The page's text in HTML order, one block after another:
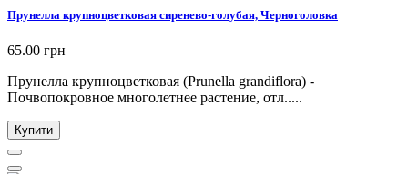
Прунелла крупноцветковая сиренево-голубая, Черноголовка
65.00 грн
Прунелла крупноцветковая (Prunella grandiflora) -
Почвопокровное многолетнее растение, отл.....
Купити